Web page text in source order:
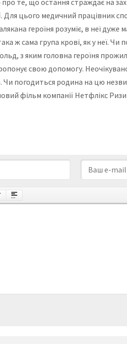
цього медичний працівник
героїня розуміє, в неї дуже
ж сама група крові, як у неї.
з яким головна героїня
свою допомогу.
погодиться родина на цю
фільм компанії Нетфлікс